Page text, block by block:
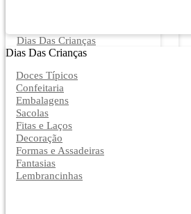
Dias Das Crianças
Dias Das Crianças
Doces Típicos
Confeitaria
Embalagens
Sacolas
Fitas e Laços
Decoração
Formas e Assadeiras
Fantasias
Lembrancinhas